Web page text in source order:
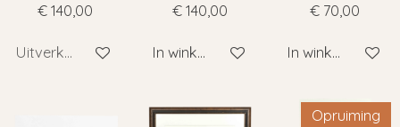
€ 140,00
Uitverkocht
€ 140,00
In winkelwagen
€ 70,00
In winkelwagen
Opruiming